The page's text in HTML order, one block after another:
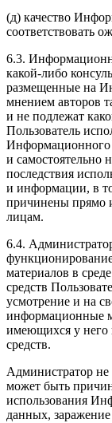
(д) качество
соответствовать
6.3.
какой-либо
размещенные на
мнением авторов
и не подлежат
Пользователь
Информационного
и самостоятельно
последствия
и информации, в
причинены прямо
лицам.
6.4.
материалов в
средств
усмотрение и на
информационные
имеющихся у него
средств.
Администратор не
может быть
использования
данных,